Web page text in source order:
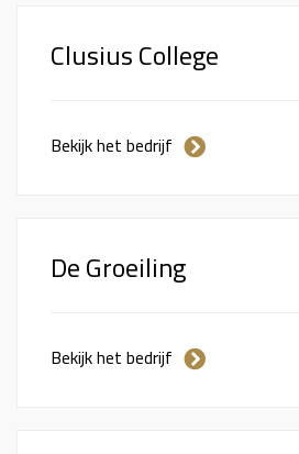
Clusius College
Bekijk het bedrijf
De Groeiling
Bekijk het bedrijf